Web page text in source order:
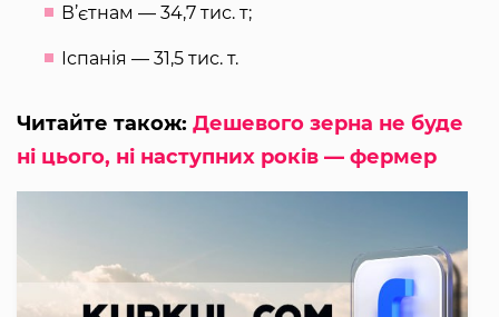
В’єтнам — 34,7 тис. т;
Іспанія — 31,5 тис. т.
Читайте також: Дешевого зерна не буде
ні цього, ні наступних років — фермер